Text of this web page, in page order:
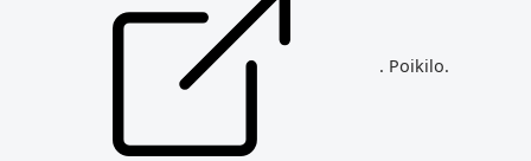
. Poikilo.